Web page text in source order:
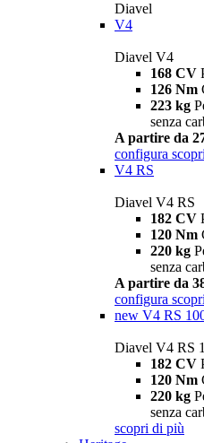
Diavel
V4
Diavel V4
168 CV
126 Nm
223 kg
senza
A partire da
configura
V4 RS
Diavel V4 RS
182 CV
120 Nm
220 kg
senza
A partire da
configura
new V4 RS
Diavel V4 RS
182 CV
120 Nm
220 kg
senza
scopri di più